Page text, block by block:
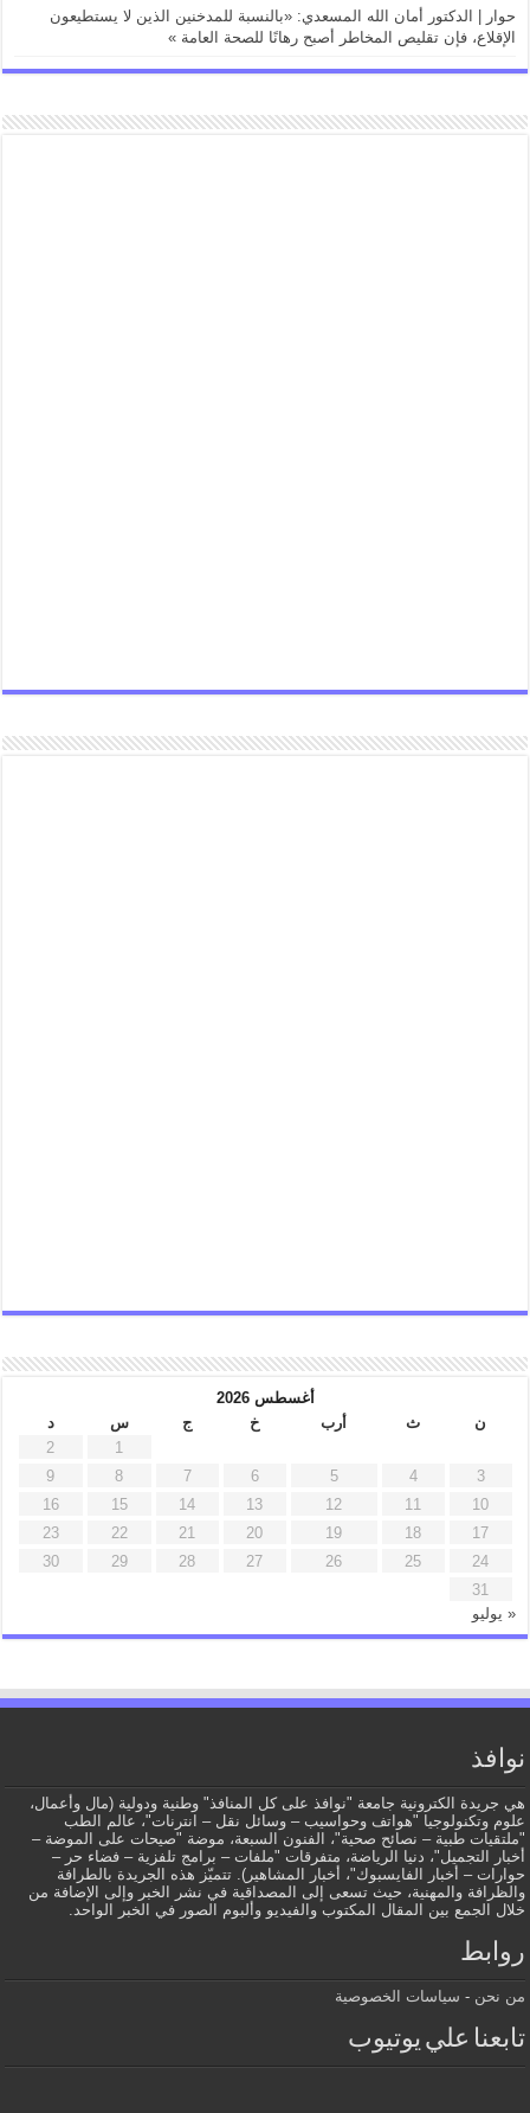
حوار | الدكتور أمان الله المسعدي: «بالنسبة للمدخنين الذين لا يستطيعون
الإقلاع، فإن تقليص المخاطر أصبح رهانًا للصحة العامة »
أغسطس 2026
ن
ث أرب خ ج س
د
1
2
3
4
5
6
7
8
9
10
11
12
13
14
15
16
17
18
19
20
21
22
23
24
25
26
27
28
29
30
31
« يوليو
نوافذ
هي جريدة الكترونية جامعة "نوافذ على كل المنافذ" وطنية ودولية (مال وأعمال،
علوم وتكنولوجيا "هواتف وحواسيب – وسائل نقل – انترنات"، عالم الطب
"ملتقيات طبية – نصائح صحية"، الفنون السبعة، موضة "صيحات على الموضة –
أخبار التجميل"، دنيا الرياضة، متفرقات "ملفات – برامج تلفزية – فضاء حر –
حوارات – أخبار الفايسبوك"، أخبار المشاهير). تتميّز هذه الجريدة بالطرافة
والظرافة والمهنية، حيث تسعى إلى المصداقية في نشر الخبر وإلى الإضافة من
خلال الجمع بين المقال المكتوب والفيديو وألبوم الصور في الخبر الواحد.
روابط
من نحن - سياسات الخصوصية
تابعنا علي يوتيوب